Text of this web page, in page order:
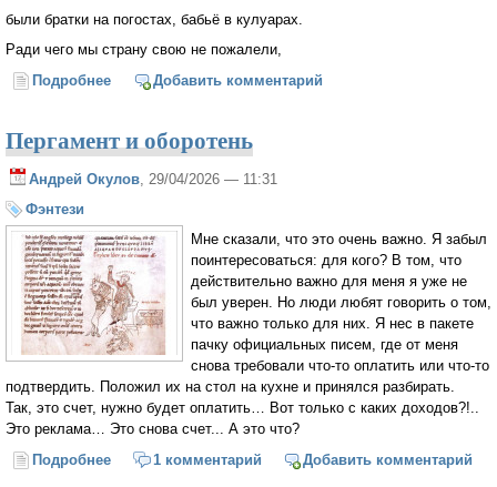
были братки на погостах, бабьё в кулуарах.
Ради чего мы страну свою не пожалели,
Подробнее о Первомай
Добавить комментарий
Пергамент и оборотень
Андрей Окулов, 29/04/2026 — 11:31
Фэнтези
Мне сказали, что это очень важно. Я забыл
поинтересоваться: для кого? В том, что
действительно важно для меня я уже не
был уверен. Но люди любят говорить о том,
что важно только для них. Я нес в пакете
пачку официальных писем, где от меня
снова требовали что-то оплатить или что-то
подтвердить. Положил их на стол на кухне и принялся разбирать.
Так, это счет, нужно будет оплатить… Вот только с каких доходов?!..
Это реклама… Это снова счет... А это что?
Подробнее о Пергамент и оборотень
1 комментарий Добавить комментарий